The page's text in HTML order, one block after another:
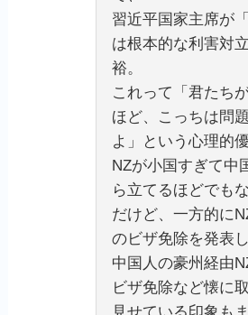
習近平国家主席が
は根本的な利害対
裕。
これって「君たち
ほど、こっちは問
よ」という心理的
NZが小国すぎて中
ら立てるほどでも
だけど、一方的に
のビザ免除を発表
中国人の豪州経由
ビザ免除など懐に